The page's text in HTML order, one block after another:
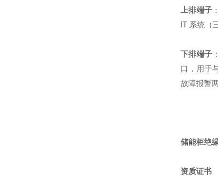
上排端子
IT 系统（
下排端子
口，用于
故障报警
储能柜绝
资质证书